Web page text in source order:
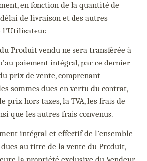
en fonction de la quantité de
de livraison et des autres
l’Utilisateur.
Produit vendu ne sera transférée à
paiement intégral, par ce dernier
prix de vente, comprenant
sommes dues en vertu du contrat,
prix hors taxes, la TVA, les frais de
que les autres frais convenus.
intégral et effectif de l’ensemble
dues au titre de la vente du Produit,